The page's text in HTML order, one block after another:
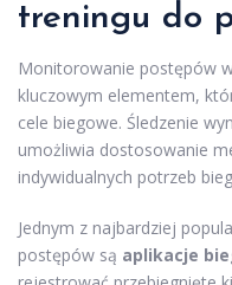
treningu do
Monitorowanie postępów
kluczowym elementem,
cele biegowe. Śledzenie
umożliwia dostosowanie
indywidualnych potrzeb
Jednym z najbardziej
postępów są aplikacje